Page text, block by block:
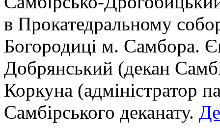
в Прокатедральному
Богородиці м. Самбора.
Добрянський (декан
Коркуна (адміністратор
Самбірського деканату.